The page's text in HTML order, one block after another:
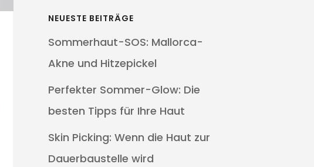
NEUESTE BEITRÄGE
Sommerhaut-SOS: Mallorca-
Akne und Hitzepickel
Perfekter Sommer-Glow: Die
besten Tipps für Ihre Haut
Skin Picking: Wenn die Haut zur
Dauerbaustelle wird